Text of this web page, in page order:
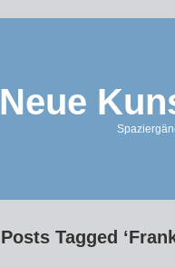
Neue
Posts Tagged